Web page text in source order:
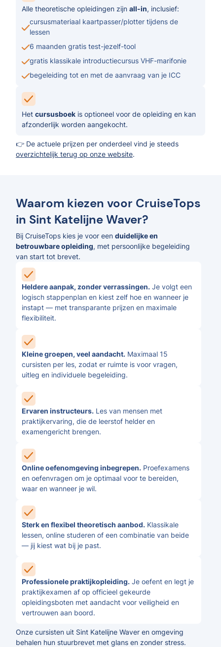
Alle theoretische opleidingen zijn all-in, inclusief:
cursusmateriaal kaartpasser/plotter tijdens de
lessen
6 maanden gratis test-jezelf-tool
gratis klassikale introductiecursus VHF-marifonie
begeleiding tot en met de aanvraag van je ICC
Het cursusboek is optioneel voor de opleiding en kan
afzonderlijk worden aangekocht.
👉 De actuele prijzen per onderdeel vind je steeds
overzichtelijk terug op onze website.
Waarom kiezen voor CruiseTops
in Sint Katelijne Waver?
Bij CruiseTops kies je voor een duidelijke en
betrouwbare opleiding, met persoonlijke begeleiding
van start tot brevet.
Heldere aanpak, zonder verrassingen. Je volgt een
logisch stappenplan en kiest zelf hoe en wanneer je
instapt — met transparante prijzen en maximale
flexibiliteit.
Kleine groepen, veel aandacht. Maximaal 15
cursisten per les, zodat er ruimte is voor vragen,
uitleg en individuele begeleiding.
Ervaren instructeurs. Les van mensen met
praktijkervaring, die de leerstof helder en
examengericht brengen.
Online oefenomgeving inbegrepen. Proefexamens
en oefenvragen om je optimaal voor te bereiden,
waar en wanneer je wil.
Sterk en flexibel theoretisch aanbod. Klassikale
lessen, online studeren of een combinatie van beide
— jij kiest wat bij je past.
Professionele praktijkopleiding. Je oefent en legt je
praktijkexamen af op officieel gekeurde
opleidingsboten met aandacht voor veiligheid en
vertrouwen aan boord.
Onze cursisten uit Sint Katelijne Waver en omgeving
behalen hun stuurbrevet met glans en zonder stress.